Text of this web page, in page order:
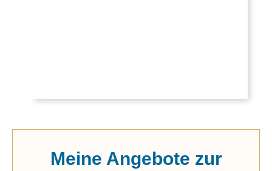
Meine Angebote zur